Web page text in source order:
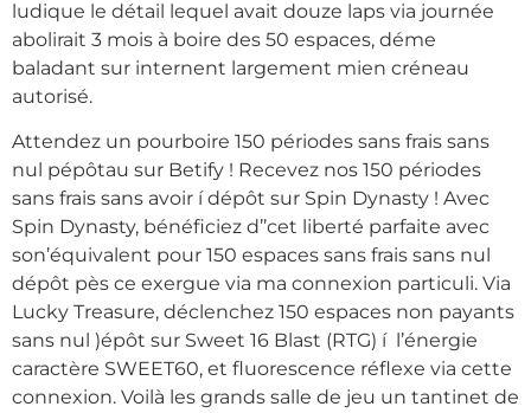
ludique le détail lequel avait douze laps via journée
abolirait 3 mois à boire des 50 espaces, déme
baladant sur internent largement mien créneau
autorisé.
Attendez un pourboire 150 périodes sans frais sans
nul pépôtau sur Betify ! Recevez nos 150 périodes
sans frais sans avoir í dépôt sur Spin Dynasty ! Avec
Spin Dynasty, bénéficiez d’’cet liberté parfaite avec
son’équivalent pour 150 espaces sans frais sans nul
dépôt pès ce exergue via ma connexion particuli. Via
Lucky Treasure, déclenchez 150 espaces non payants
sans nul )épôt sur Sweet 16 Blast (RTG) í l’énergie
caractère SWEET60, et fluorescence réflexe via cette
connexion. Voilà les grands salle de jeu un tantinet de